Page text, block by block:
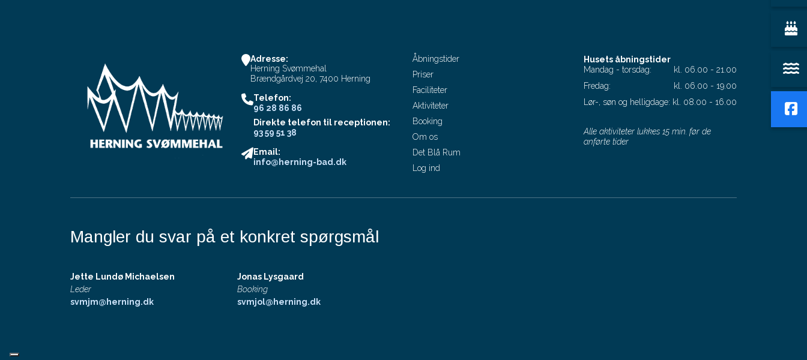
Adresse:
Herning Svømmehal
Brændgårdvej 20, 7400 Herning
Telefon:
96 28 86 86
Direkte telefon til receptionen:
93 59 51 38
Email:
info@herning-bad.dk
Åbningstider
Priser
Faciliteter
Aktiviteter
Booking
Om os
Det Blå Rum
Log ind
Husets åbningstider
Mandag - torsdag:
kl. 06.00 - 21.00
Fredag:
kl. 06.00 - 19.00
Lør-, søn og helligdage: kl. 08.00 - 16.00
Alle aktiviteter lukkes 15 min. før de
anførte tider
Mangler du svar på et konkret spørgsmål
Jette Lundø Michaelsen
Leder
svmjm@herning.dk
Jonas Lysgaard
Booking
svmjol@herning.dk